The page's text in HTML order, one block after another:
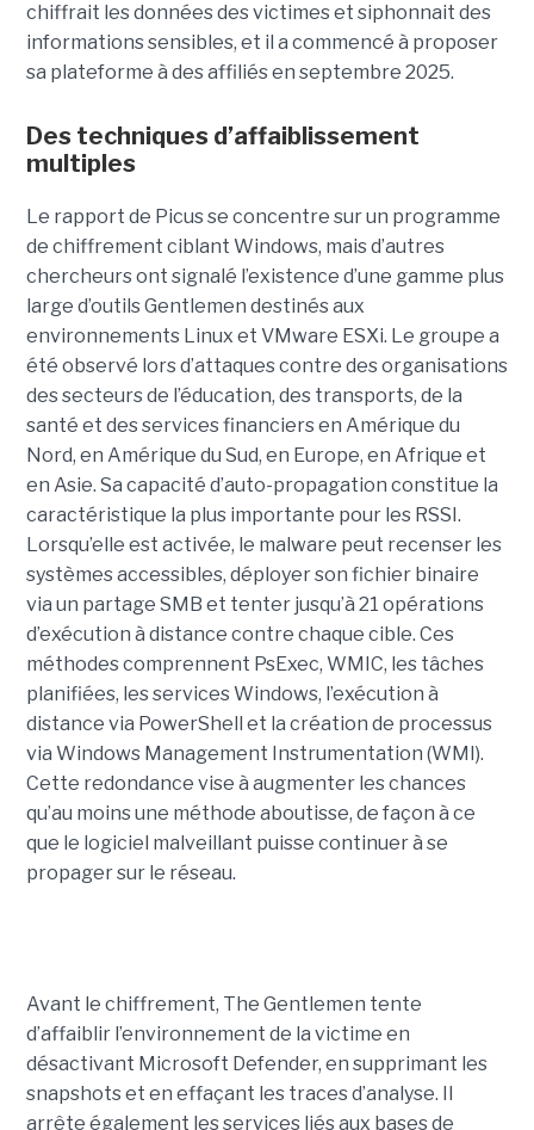
chiffrait les données des victimes et siphonnait des
informations sensibles, et il a commencé à proposer
sa plateforme à des affiliés en septembre 2025.
Des techniques d’affaiblissement
multiples
Le rapport de Picus se concentre sur un programme
de chiffrement ciblant Windows, mais d’autres
chercheurs ont signalé l’existence d’une gamme plus
large d’outils Gentlemen destinés aux
environnements Linux et VMware ESXi. Le groupe a
été observé lors d’attaques contre des organisations
des secteurs de l’éducation, des transports, de la
santé et des services financiers en Amérique du
Nord, en Amérique du Sud, en Europe, en Afrique et
en Asie. Sa capacité d’auto-propagation constitue la
caractéristique la plus importante pour les RSSI.
Lorsqu’elle est activée, le malware peut recenser les
systèmes accessibles, déployer son fichier binaire
via un partage SMB et tenter jusqu’à 21 opérations
d’exécution à distance contre chaque cible. Ces
méthodes comprennent PsExec, WMIC, les tâches
planifiées, les services Windows, l’exécution à
distance via PowerShell et la création de processus
via Windows Management Instrumentation (WMI).
Cette redondance vise à augmenter les chances
qu’au moins une méthode aboutisse, de façon à ce
que le logiciel malveillant puisse continuer à se
propager sur le réseau.
Avant le chiffrement, The Gentlemen tente
d’affaiblir l’environnement de la victime en
désactivant Microsoft Defender, en supprimant les
snapshots et en effaçant les traces d’analyse. Il
arrête également les services liés aux bases de